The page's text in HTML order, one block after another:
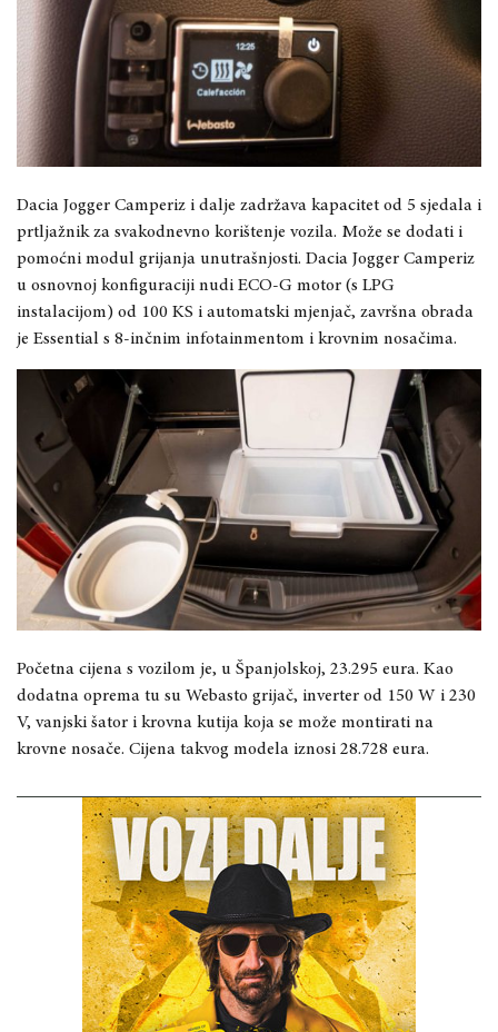
Dacia Jogger Camperiz i dalje zadržava kapacitet od 5 sjedala i
prtljažnik za svakodnevno korištenje vozila. Može se dodati i
pomoćni modul grijanja unutrašnjosti. Dacia Jogger Camperiz
u osnovnoj konfiguraciji nudi ECO-G motor (s LPG
instalacijom) od 100 KS i automatski mjenjač, ​​završna obrada
je Essential s 8-inčnim infotainmentom i krovnim nosačima.
Početna cijena s vozilom je, u Španjolskoj, 23.295 eura. Kao
dodatna oprema tu su Webasto grijač, inverter od 150 W i 230
V, vanjski šator i krovna kutija koja se može montirati na
krovne nosače. Cijena takvog modela iznosi 28.728 eura.